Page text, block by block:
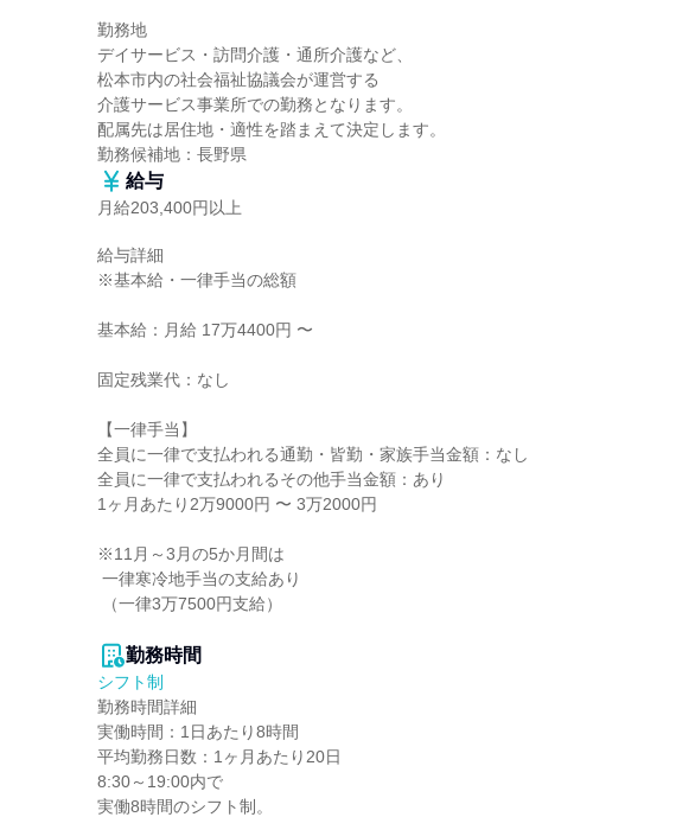
勤務地
デイサービス・訪問介護・通所介護など、
松本市内の社会福祉協議会が運営する
介護サービス事業所での勤務となります。
配属先は居住地・適性を踏まえて決定します。
勤務候補地：長野県
給与
月給203,400円以上
給与詳細
※基本給・一律手当の総額
基本給：月給 17万4400円 〜
固定残業代：なし
【一律手当】
全員に一律で支払われる通勤・皆勤・家族手当金額：なし
全員に一律で支払われるその他手当金額：あり
1ヶ月あたり2万9000円 〜 3万2000円
※11月～3月の5か月間は
勤務時間
シフト制
勤務時間詳細
実働時間：1日あたり8時間
平均勤務日数：1ヶ月あたり20日
8:30～19:00内で
実働8時間のシフト制。